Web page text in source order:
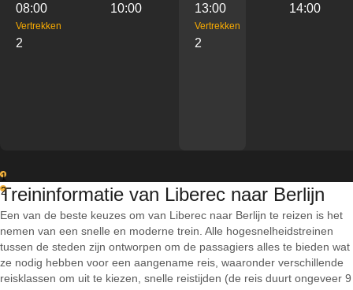
08:00 10:00
Vertrekken
2
13:00 14:00
Vertrekken
2
1
2
Treininformatie van Liberec naar Berlijn
Een van de beste keuzes om van Liberec naar Berlijn te reizen is het
nemen van een snelle en moderne trein. Alle hogesnelheidstreinen
tussen de steden zijn ontworpen om de passagiers alles te bieden wat
ze nodig hebben voor een aangename reis, waaronder verschillende
reisklassen om uit te kiezen, snelle reistijden (de reis duurt ongeveer 9